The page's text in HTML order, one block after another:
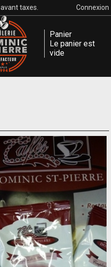
Connexion
avant taxes.
Panier
Le panier est
vide